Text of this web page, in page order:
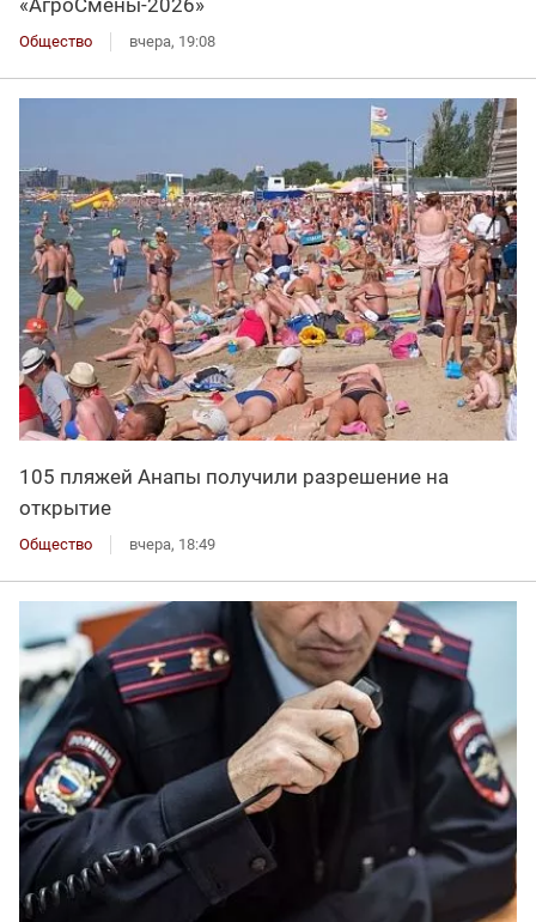
«АгроСмены-2026»
Общество вчера, 19:08
105 пляжей Анапы получили разрешение на
открытие
Общество вчера, 18:49